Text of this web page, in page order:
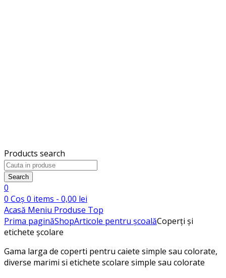
Products search
Search
0
0 Coș 0 items - 0,00 lei
Acasă Meniu Produse Top
Prima paginăShopArticole pentru școalăCoperți și
etichete școlare
Gama larga de coperti pentru caiete simple sau colorate,
diverse marimi si etichete scolare simple sau colorate